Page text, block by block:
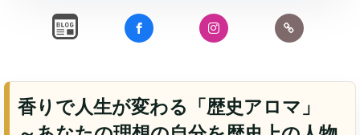
香りで人生が変わる「歴史アロマ」